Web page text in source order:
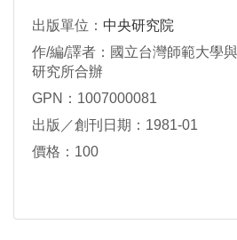
出版單位： 中央研究院
作/編/譯者：國立台灣師範大學
研究所合辦
GPN：1007000081
出版／創刊日期：1981-01
價格：100